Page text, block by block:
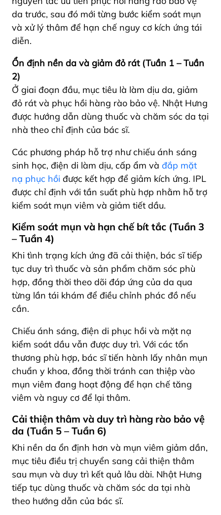
da trước, sau đó mới từng bước kiểm soát mụn
và xử lý thâm để hạn chế nguy cơ kích ứng tái
diễn.
Ổn định nền da và giảm đỏ rát (Tuần 1 – Tuần
2)
Ở giai đoạn đầu, mục tiêu là làm dịu da, giảm
đỏ rát và phục hồi hàng rào bảo vệ. Nhật Hưng
được hướng dẫn dùng thuốc và chăm sóc da tại
nhà theo chỉ định của bác sĩ.
Các phương pháp hỗ trợ như chiếu ánh sáng
sinh học, điện di làm dịu, cấp ẩm và đắp mặt
nạ phục hồi được kết hợp để giảm kích ứng. IPL
được chỉ định với tần suất phù hợp nhằm hỗ trợ
kiểm soát mụn viêm và giảm tiết dầu.
Kiểm soát mụn và hạn chế bít tắc (Tuần 3
– Tuần 4)
Khi tình trạng kích ứng đã cải thiện, bác sĩ tiếp
tục duy trì thuốc và sản phẩm chăm sóc phù
hợp, đồng thời theo dõi đáp ứng của da qua
từng lần tái khám để điều chỉnh phác đồ nếu
cần.
Chiếu ánh sáng, điện di phục hồi và mặt nạ
kiểm soát dầu vẫn được duy trì. Với các tổn
thương phù hợp, bác sĩ tiến hành lấy nhân mụn
chuẩn y khoa, đồng thời tránh can thiệp vào
mụn viêm đang hoạt động để hạn chế tăng
viêm và nguy cơ để lại thâm.
Cải thiện thâm và duy trì hàng rào bảo vệ
da (Tuần 5 – Tuần 6)
Khi nền da ổn định hơn và mụn viêm giảm dần,
mục tiêu điều trị chuyển sang cải thiện thâm
sau mụn và duy trì kết quả lâu dài. Nhật Hưng
tiếp tục dùng thuốc và chăm sóc da tại nhà
theo hướng dẫn của bác sĩ.